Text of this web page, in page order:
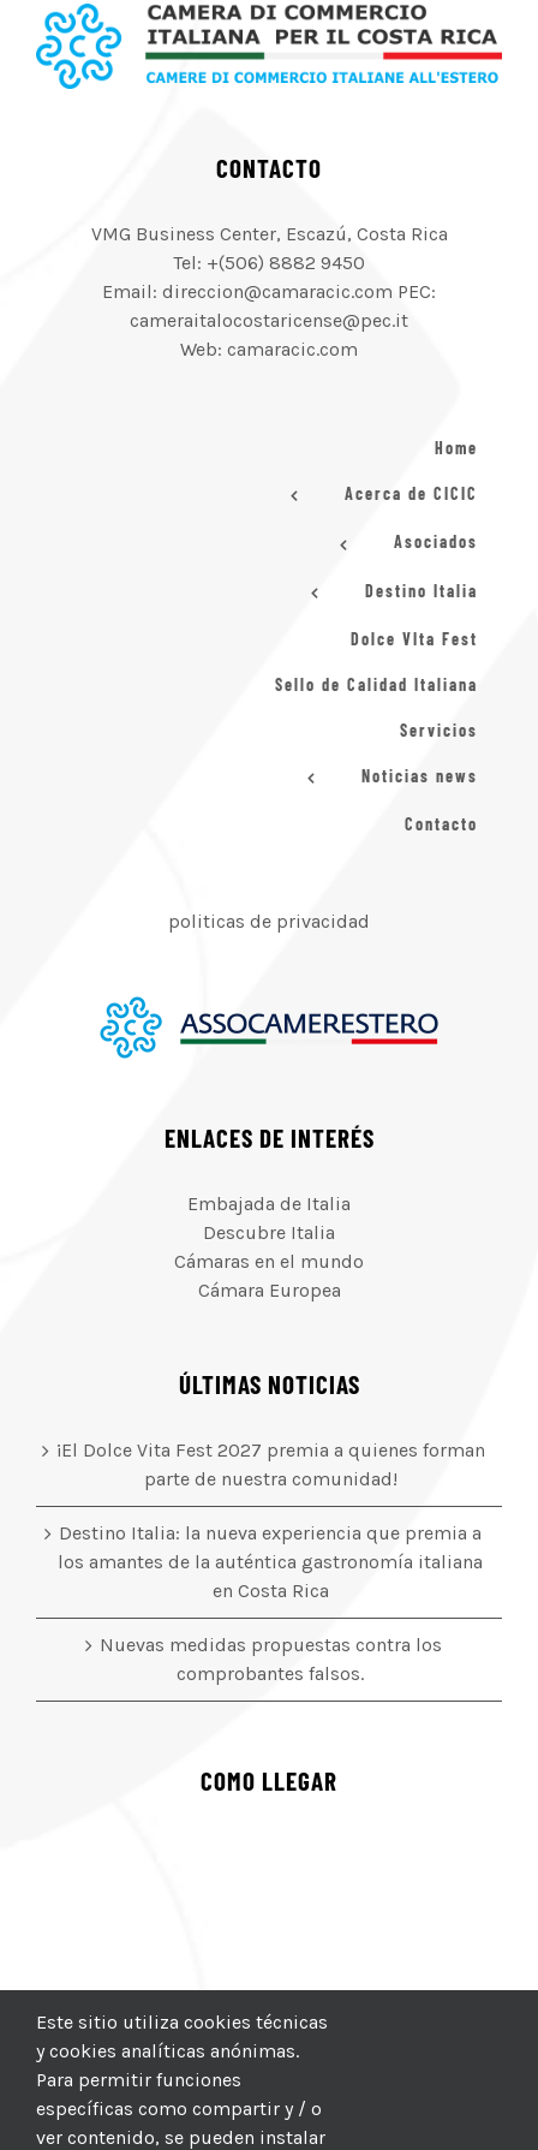
CONTACTO
VMG Business Center, Escazú, Costa Rica
Tel: +(506) 8882 9450
Email: direccion@camaracic.com PEC:
cameraitalocostaricense@pec.it
Web: camaracic.com
Home
Acerca de CICIC
Asociados
Destino Italia
Dolce VIta Fest
Sello de Calidad Italiana
Servicios
Noticias news
Contacto
politicas de privacidad
ENLACES DE INTERÉS
Embajada de Italia
Descubre Italia
Cámaras en el mundo
Cámara Europea
ÚLTIMAS NOTICIAS
¡El Dolce Vita Fest 2027 premia a quienes forman
parte de nuestra comunidad!
Destino Italia: la nueva experiencia que premia a
los amantes de la auténtica gastronomía italiana
en Costa Rica
Nuevas medidas propuestas contra los
comprobantes falsos.
COMO LLEGAR
Este sitio utiliza cookies técnicas
y cookies analíticas anónimas.
Para permitir funciones
específicas como compartir y / o
ver contenido, se pueden instalar